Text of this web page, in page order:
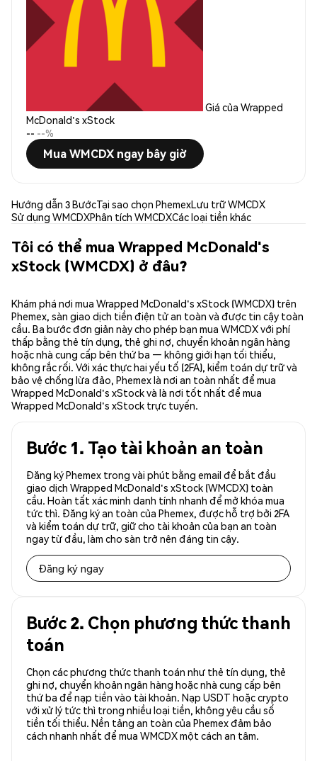
Giá của Wrapped
McDonald's xStock
-- --%
Mua WMCDX ngay bây giờ
Hướng dẫn 3 BướcTại sao chọn PhemexLưu trữ WMCDX
Sử dụng WMCDXPhân tích WMCDXCác loại tiền khác
Tôi có thể mua Wrapped McDonald's
xStock (WMCDX) ở đâu?
Khám phá nơi mua Wrapped McDonald's xStock (WMCDX) trên
Phemex, sàn giao dịch tiền điện tử an toàn và được tin cậy toàn
cầu. Ba bước đơn giản này cho phép bạn mua WMCDX với phí
thấp bằng thẻ tín dụng, thẻ ghi nợ, chuyển khoản ngân hàng
hoặc nhà cung cấp bên thứ ba — không giới hạn tối thiểu,
không rắc rối. Với xác thực hai yếu tố (2FA), kiểm toán dự trữ và
bảo vệ chống lừa đảo, Phemex là nơi an toàn nhất để mua
Wrapped McDonald's xStock và là nơi tốt nhất để mua
Wrapped McDonald's xStock trực tuyến.
Bước 1. Tạo tài khoản an toàn
Đăng ký Phemex trong vài phút bằng email để bắt đầu
giao dịch Wrapped McDonald's xStock (WMCDX) toàn
cầu. Hoàn tất xác minh danh tính nhanh để mở khóa mua
tức thì. Đăng ký an toàn của Phemex, được hỗ trợ bởi 2FA
và kiểm toán dự trữ, giữ cho tài khoản của bạn an toàn
ngay từ đầu, làm cho sàn trở nên đáng tin cậy.
Đăng ký ngay
Bước 2. Chọn phương thức thanh
toán
Chọn các phương thức thanh toán như thẻ tín dụng, thẻ
ghi nợ, chuyển khoản ngân hàng hoặc nhà cung cấp bên
thứ ba để nạp tiền vào tài khoản. Nạp USDT hoặc crypto
với xử lý tức thì trong nhiều loại tiền, không yêu cầu số
tiền tối thiểu. Nền tảng an toàn của Phemex đảm bảo
cách nhanh nhất để mua WMCDX một cách an tâm.